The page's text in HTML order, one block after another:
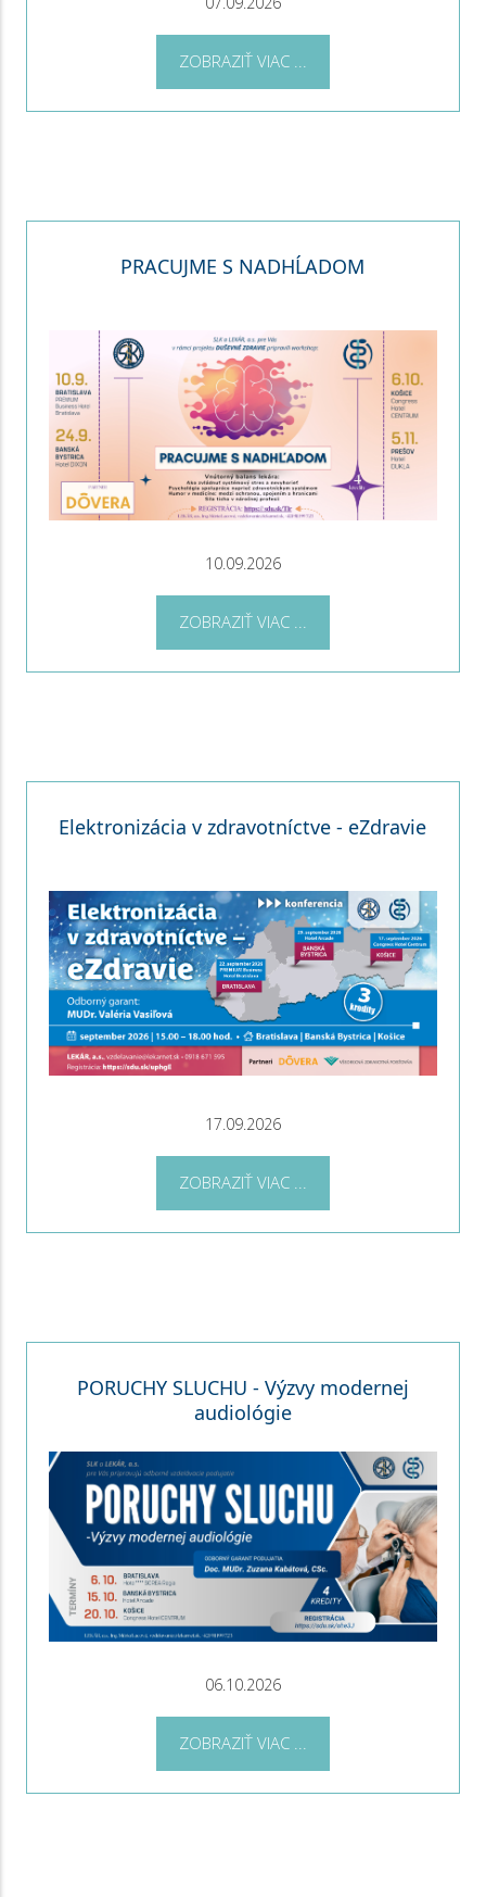
ZOBRAZIŤ VIAC ...
PRACUJME S NADHĹADOM
10.09.2026
ZOBRAZIŤ VIAC ...
Elektronizácia v zdravotníctve - eZdravie
17.09.2026
ZOBRAZIŤ VIAC ...
PORUCHY SLUCHU - Výzvy modernej
audiológie
06.10.2026
ZOBRAZIŤ VIAC ...